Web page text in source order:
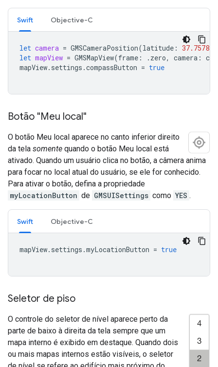
Swift Objective-C
let camera = GMSCameraPosition(latitude : 37.757815
let mapView = GMSMapView(frame : . zero, camera :
mapView. settings .compassButton = true
Botão "Meu local"
O botão Meu local aparece no canto inferior direito
da tela somente quando o botão Meu local está
ativado. Quando um usuário clica no botão, a câmera anima
para focar no local atual do usuário, se ele for conhecido.
Para ativar o botão, defina a propriedade
myLocationButton de GMSUISettings como YES .
Swift Objective-C
mapView. settings .myLocationButton = true
Seletor de piso
O controle do seletor de nível aparece perto da
parte de baixo à direita da tela sempre que um
mapa interno é exibido em destaque. Quando dois
ou mais mapas internos estão visíveis, o seletor